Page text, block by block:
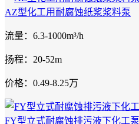
AZ型化工用耐腐蚀纸浆浆料泵
流量：6.3-1000m³/h
扬程：20-52m
价格：0.49-8.25万
FY型立式耐腐蚀排污液下化工泵